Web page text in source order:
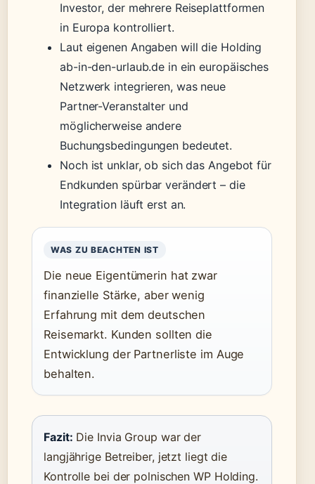
Investor, der mehrere Reiseplattformen
in Europa kontrolliert.
Laut eigenen Angaben will die Holding
ab-in-den-urlaub.de in ein europäisches
Netzwerk integrieren, was neue
Partner-Veranstalter und
möglicherweise andere
Buchungsbedingungen bedeutet.
Noch ist unklar, ob sich das Angebot für
Endkunden spürbar verändert – die
Integration läuft erst an.
WAS ZU BEACHTEN IST
Die neue Eigentümerin hat zwar
finanzielle Stärke, aber wenig
Erfahrung mit dem deutschen
Reisemarkt. Kunden sollten die
Entwicklung der Partnerliste im Auge
behalten.
Fazit: Die Invia Group war der
langjährige Betreiber, jetzt liegt die
Kontrolle bei der polnischen WP Holding.